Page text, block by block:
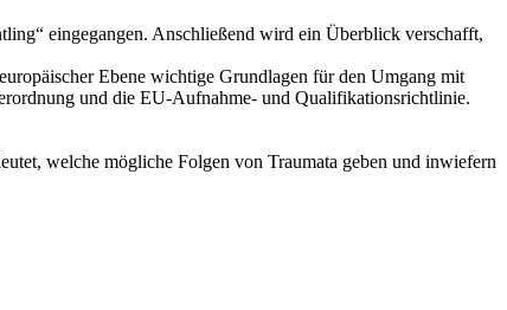
eingegangen. Anschließend wird ein Überblick verschafft,
Ebene wichtige Grundlagen für den Umgang mit
und die EU-Aufnahme- und Qualifikationsrichtlinie.
welche mögliche Folgen von Traumata geben und inwiefern